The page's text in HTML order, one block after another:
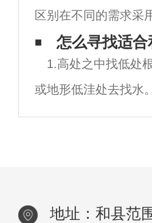
区别在不同的需求采
水的方法，还是有
怎么寻找适
1.高处之中找低处
或地形低洼处去找水
水一般多是在沟谷中
地址：和县范